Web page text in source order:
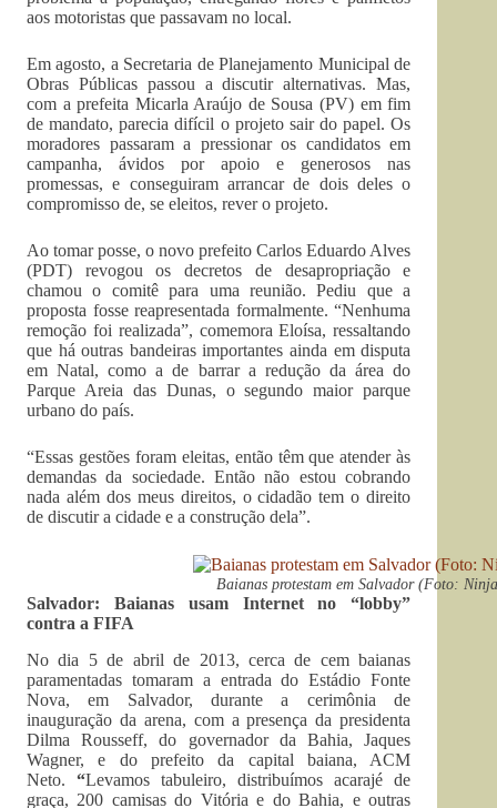
aos motoristas que passavam no local.
Em agosto, a Secretaria de Planejamento Municipal de
Obras Públicas passou a discutir alternativas. Mas,
com a prefeita Micarla Araújo de Sousa (PV) em fim
de mandato, parecia difícil o projeto sair do papel. Os
moradores passaram a pressionar os candidatos em
campanha, ávidos por apoio e generosos nas
promessas, e conseguiram arrancar de dois deles o
compromisso de, se eleitos, rever o projeto.
Ao tomar posse, o novo prefeito Carlos Eduardo Alves
(PDT) revogou os decretos de desapropriação e
chamou o comitê para uma reunião. Pediu que a
proposta fosse reapresentada formalmente. “Nenhuma
remoção foi realizada”, comemora Eloísa, ressaltando
que há outras bandeiras importantes ainda em disputa
em Natal, como a de barrar a redução da área do
Parque Areia das Dunas, o segundo maior parque
urbano do país.
“Essas gestões foram eleitas, então têm que atender às
demandas da sociedade. Então não estou cobrando
nada além dos meus direitos, o cidadão tem o direito
de discutir a cidade e a construção dela”.
Baianas protestam em Salvador (Foto:
Salvador: Baianas usam Internet no “lobby”
contra a FIFA
No dia 5 de abril de 2013, cerca de cem baianas
paramentadas tomaram a entrada do Estádio Fonte
Nova, em Salvador, durante a cerimônia de
inauguração da arena, com a presença da presidenta
Dilma Rousseff, do governador da Bahia, Jaques
Wagner, e do prefeito da capital baiana, ACM
Neto.“Levamos tabuleiro, distribuímos acarajé de
graça, 200 camisas do Vitória e do Bahia, e outras